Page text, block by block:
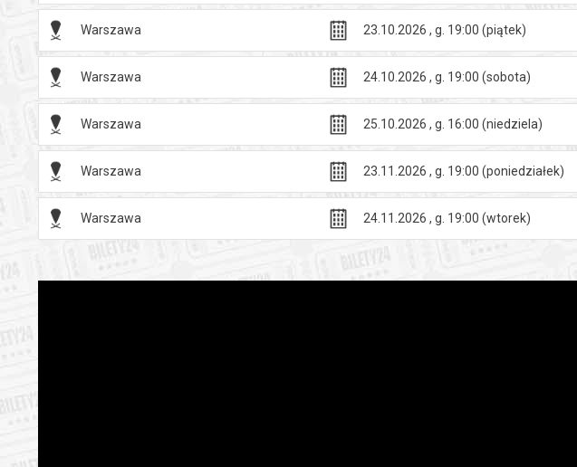
Reżyseruje Krystyna Janda, i to także ją
fot. Robert Jaworski
*******
Bezpieczne zakupy w Bilety24. W
wysyłanym na adres e-mail, podany
Warszawa 23.10.2026 , g. 19:00 (piątek)
Warszawa 24.10.2026 , g. 19:00 (sobota)
Warszawa 25.10.2026 , g. 16:00 (niedziela)
Warszawa 23.11.2026 , g. 19:00 (poniedziałek)
Warszawa 24.11.2026 , g. 19:00 (wtorek)